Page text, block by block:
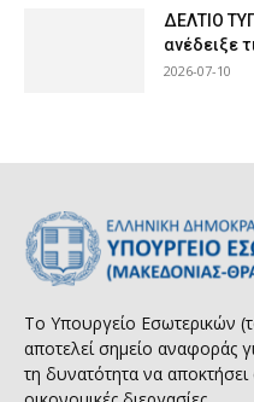
ΔΕΛΤΙΟ
ανέδειξε
2026-07-10
Το Υπουργείο Εσωτερικών
αποτελεί σημείο αναφοράς
τη δυνατότητα να αποκτήσει